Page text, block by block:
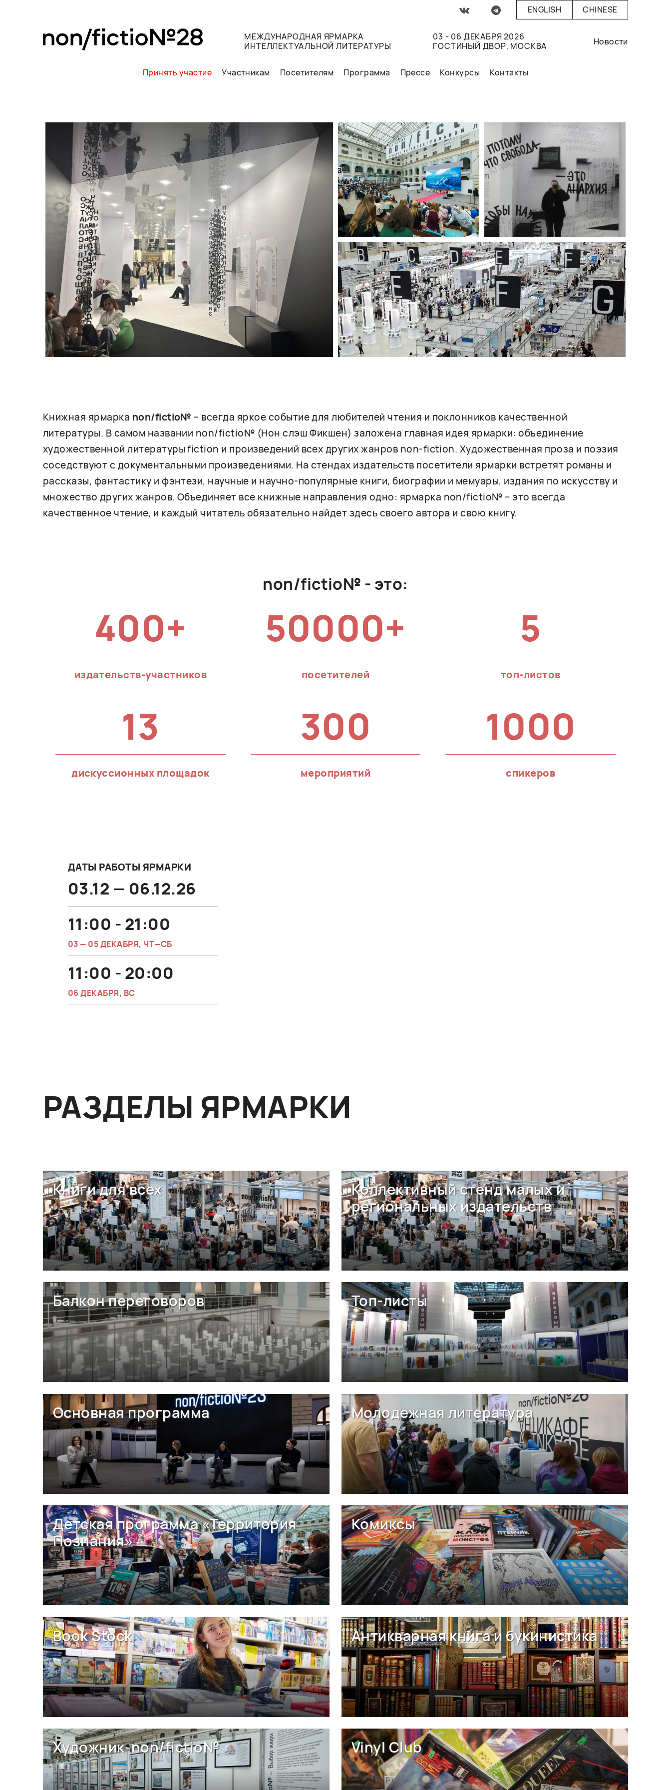
ENGLISH CHINESE
МЕЖДУНАРОДНАЯ ЯРМАРКА
ИНТЕЛЛЕКТУАЛЬНОЙ ЛИТЕРАТУРЫ
03 - 06 ДЕКАБРЯ 2026
ГОСТИНЫЙ ДВОР, МОСКВА
Новости
Принять участие Участникам Посетителям Программа Прессе Конкурсы Контакты
Книжная ярмарка non/fictio№ – всегда яркое событие для любителей чтения и поклонников качественной
литературы. В самом названии non/fictio№ (Нон слэш Фикшен) заложена главная идея ярмарки: объединение
художественной литературы fiction и произведений всех других жанров non-fiction. Художественная проза и поэзия
соседствуют с документальными произведениями. На стендах издательств посетители ярмарки встретят романы и
рассказы, фантастику и фэнтези, научные и научно-популярные книги, биографии и мемуары, издания по искусству и
множество других жанров. Объединяет все книжные направления одно: ярмарка non/fictio№ – это всегда
качественное чтение, и каждый читатель обязательно найдет здесь своего автора и свою книгу.
non/fictio№ - это:
400+
издательств-участников
50000+
посетителей
5
топ-листов
13
дискуссионных площадок
300
мероприятий
1000
спикеров
ДАТЫ РАБОТЫ ЯРМАРКИ
03.12 — 06.12.26
11:00 - 21:00
03 — 05 ДЕКАБРЯ, ЧТ—СБ
11:00 - 20:00
06 ДЕКАБРЯ, ВС
РАЗДЕЛЫ ЯРМАРКИ
Книги для всех
Коллективный стенд малых и
региональных издательств
Балкон переговоров Топ-листы
Основная программа Молодежная литература
Детская программа «Территория
Познания»
Комиксы
Book Stock Антикварная книга и букинистика
Художник non/fictio№ Vinyl Club